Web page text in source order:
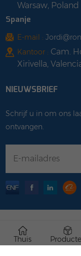
Warsaw, Poland
Spanje
E-mail :
Kantoor : Cam.
Xirivella,
NIEUWSBRIEF
Schrijf u in om ons
ontvangen.
auteursrechten ©
rechten
Thuis